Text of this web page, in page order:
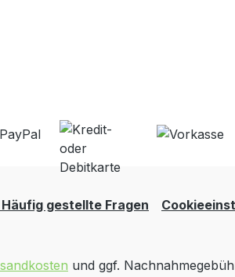
Häufig gestellte Fragen
und ggf.